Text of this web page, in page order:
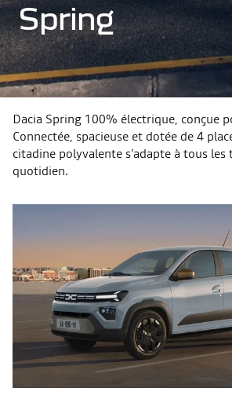
Spring
Dacia Spring 100% électrique, conçue
Connectée, spacieuse et dotée de 4
citadine polyvalente s’adapte à tous les
quotidien.